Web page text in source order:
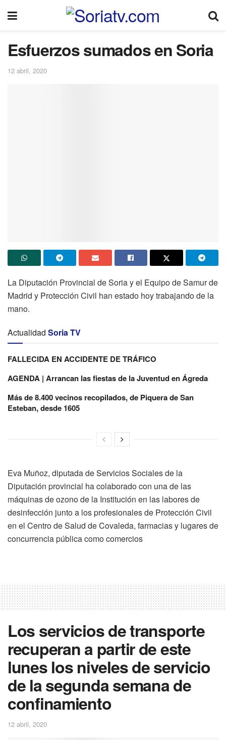
Esfuerzos sumados en Soria
12 abril, 2020
La Diputación Provincial de Soria y el Equipo de Samur de
Madrid y Protección Civil han estado hoy trabajando de la
mano.
Actualidad Soria TV
FALLECIDA EN ACCIDENTE DE TRÁFICO
AGENDA | Arrancan las fiestas de la Juventud en Ágreda
Más de 8.400 vecinos recopilados, de Piquera de San
Esteban, desde 1605
Eva Muñoz, diputada de Servicios Sociales de la
Diputación provincial ha colaborado con una de las
máquinas de ozono de la Institución en las labores de
desinfección junto a los profesionales de Protección Civil
en el Centro de Salud de Covaleda, farmacias y lugares de
concurrencia pública como comercios
Los servicios de transporte
recuperan a partir de este
lunes los niveles de servicio
de la segunda semana de
confinamiento
12 abril, 2020